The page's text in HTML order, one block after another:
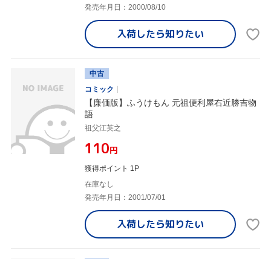
発売年月日：2000/08/10
入荷したら知りたい
中古
コミック
【廉価版】ふうけもん 元祖便利屋右近勝吉物
語
祖父江英之
¥110円
獲得ポイント 1P
在庫なし
発売年月日：2001/07/01
入荷したら知りたい